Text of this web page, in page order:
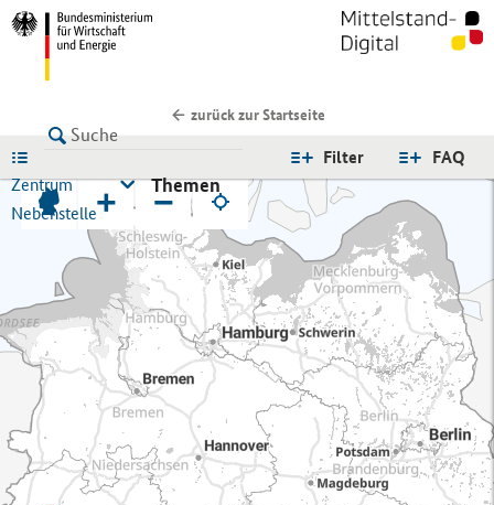
zurück zur Startseite
FAQ
Filter
Zentrum
Nebenstelle
Themen
+ −